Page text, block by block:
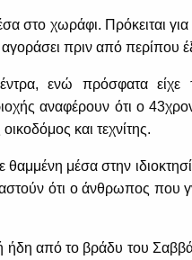
στο χωράφι. Πρόκειται
πριν από περίπου
ενώ πρόσφατα είχε
αναφέρουν ότι ο
και τεχνίτης.
μέσα στην
ότι ο άνθρωπος που
ήδη από το βράδυ του